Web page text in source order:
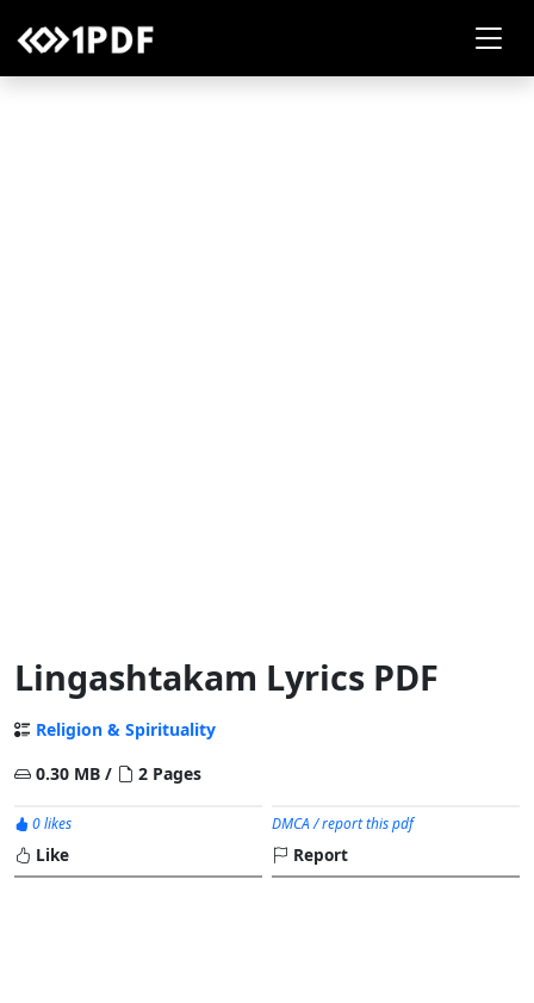
Lingashtakam Lyrics PDF
Religion & Spirituality
0.30 MB /
2 Pages
0 likes
Like
DMCA / report this pdf
Report